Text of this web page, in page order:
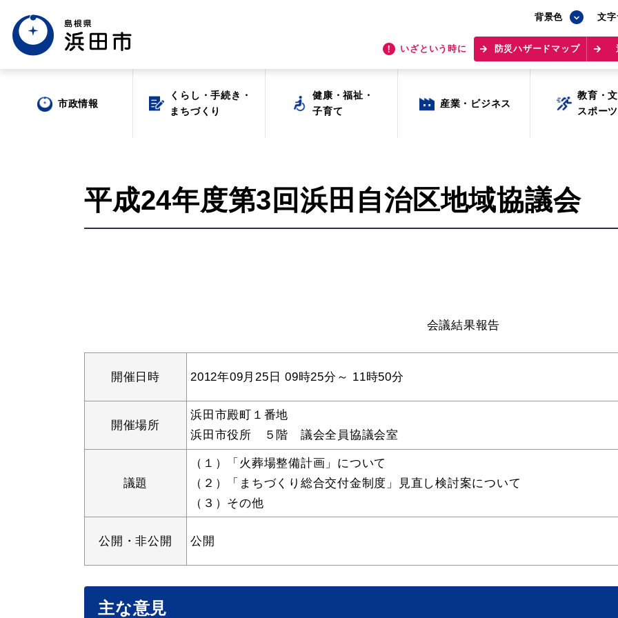
背景色 文
いざという時に 防災ハザードマップ
背景色 文
いざという時に 防災ハザードマップ
市政情報
くらし・手続き・
まちづくり
健康・福祉・
子育て
産業・ビジネス
教育・文
スポーツ
出会い・結婚 引っ越し・住まい 就職・退職
おくやみ
市政情報
くらし・手続き・
まちづくり
健康・福祉・
子育て
産業・ビジネス
教育・文
スポーツ
平成24年度第3回浜田自治区地域協議会
会議結果報告
開催日時 2012年09月25日 09時25分～ 11時50分
開催場所
浜田市殿町１番地
浜田市役所 ５階 議会全員協議会室
議題
（１）「火葬場整備計画」について
（２）「まちづくり総合交付金制度」見直し検討案について
（３）その他
公開・非公開 公開
主な意見